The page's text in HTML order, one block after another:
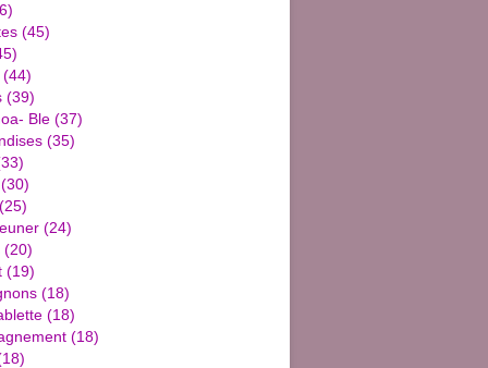
(45)
(44)
(39)
Ble (37)
(35)
(30)
(25)
(24)
(20)
(19)
(18)
(18)
(18)